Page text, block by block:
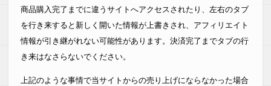
商品購入完了までに違うサイトへアクセスされたり、左右のタブ
を行き来すると新しく開いた情報が上書きされ、アフィリエイト
情報が引き継がれない可能性があります。決済完了までタブの行
き来はなさらないでください。
上記のような事情で当サイトからの売り上げにならなかった場合